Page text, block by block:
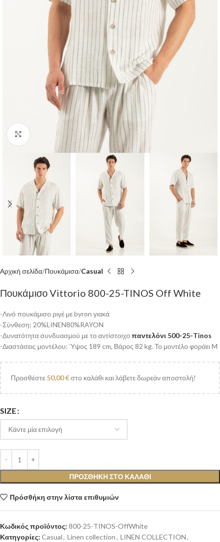
Κλικ για μεγέθυνση
Αρχική σελίδα Πουκάμισα Casual
Πουκάμισο Vittorio 800-25-TINOS Off White
-Λινό πουκάμισο ριγέ με byron γιακά
-Σύνθεση: 20%LINEN80%RAYON
-Δυνατότητα συνδυασμού με το αντίστοιχο παντελόνι 500-25-Tinos
-Διαστάσεις μοντέλου: Ύψος 189 cm, Βάρος 82 kg. Το μοντέλο φοράει M
Προσθέστε 50,00€στο καλάθι και λάβετε δωρεάν αποστολή!
SIZE
ΠΡΟΣΘΉΚΗ ΣΤΟ ΚΑΛΆΘΙ
Πρόσθήκη στην λίστα επιθυμιών
Κωδικός προϊόντος: 800-25-TINOS-OffWhite
Κατηγορίες: Casual, Linen collection, LINEN COLLECTION,